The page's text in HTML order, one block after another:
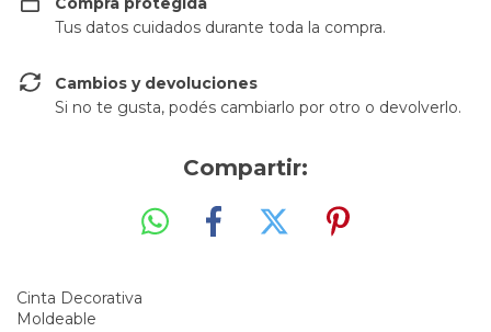
Tus datos cuidados durante toda la compra.
Cambios y devoluciones
Si no te gusta, podés cambiarlo por otro o devolverlo.
Compartir:
Cinta Decorativa
Moldeable